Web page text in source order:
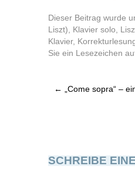
Dieser Beitrag wurde
Liszt), Klavier solo,
Klavier,
Sie ein Lesezeichen
← „Come sopra“ –
SCHREIBE